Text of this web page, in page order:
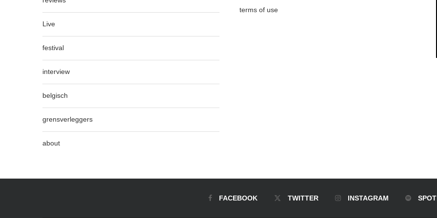
Live
festival
interview
belgisch
grensverleggers
about
terms of use
FACEBOOK TWITTER INSTAGRAM